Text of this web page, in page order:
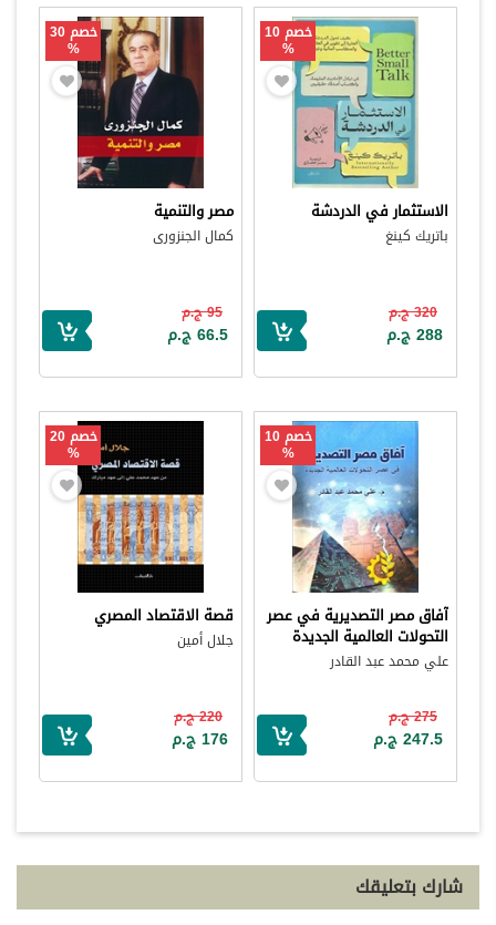
خصم 10
%
الاستثمار في الدردشة
باتريك كينغ
320 ج.م
288 ج.م
خصم 30
%
مصر والتنمية
كمال الجنزورى
95 ج.م
66.5 ج.م
خصم 10
%
آفاق مصر التصديرية في عصر
التحولات العالمية الجديدة
علي محمد عبد القادر
275 ج.م
247.5 ج.م
خصم 20
%
قصة الاقتصاد المصري
جلال أمين
220 ج.م
176 ج.م
شارك بتعليقك